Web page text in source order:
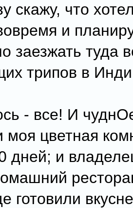
скажу, что
и
заезжать туда
трипов в
- все! И
моя цветная
дней; и
готовили